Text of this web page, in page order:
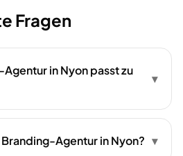
Fragen
in Nyon passt zu
▾
Agentur in Nyon? ▾